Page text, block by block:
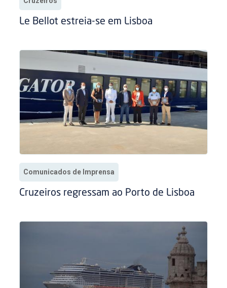
Le Bellot estreia-se em Lisboa
Comunicados de Imprensa
Cruzeiros regressam ao Porto de Lisboa